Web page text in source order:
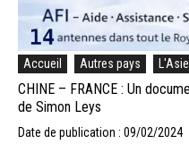
Accueil Autres pays
CHINE – FRANCE : Un
de Simon Leys
Date de publication : 09/02/2024